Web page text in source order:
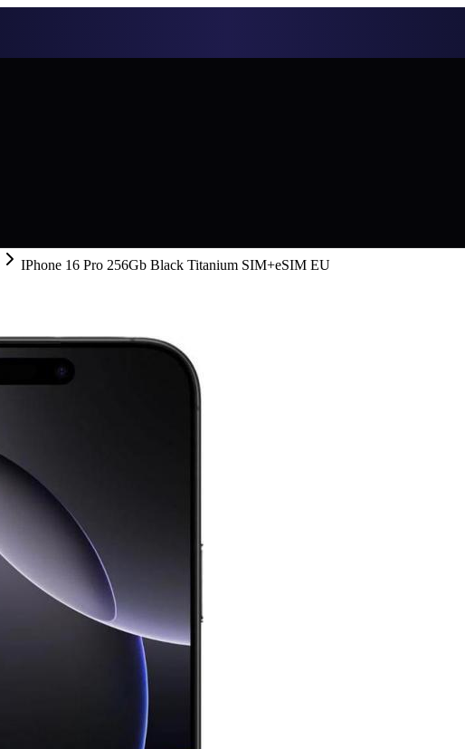
IPhone 16 Pro 256Gb Black Titanium SIM+eSIM EU